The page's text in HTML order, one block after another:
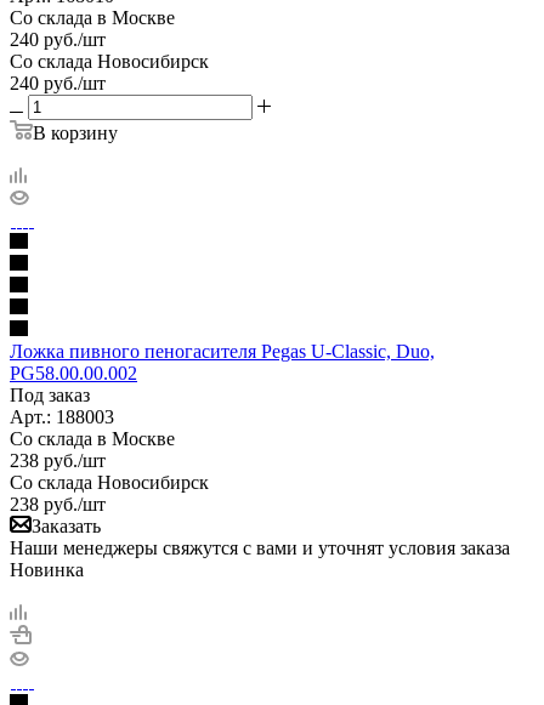
Со склада в Москве
240 руб./шт
Со склада Новосибирск
240 руб./шт
В корзину
Ложка пивного пеногасителя Pegas U-Classic, Duo,
PG58.00.00.002
Под заказ
Арт.: 188003
Со склада в Москве
238 руб./шт
Со склада Новосибирск
238 руб./шт
Заказать
Наши менеджеры свяжутся с вами и уточнят условия заказа
Новинка